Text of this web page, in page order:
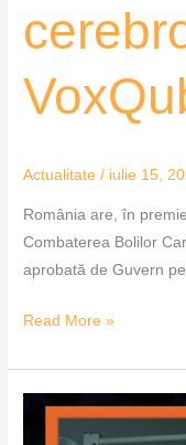
Actualitate / iulie 15,
România are, în
Combaterea Bolilor
aprobată de Guvern
Read More »
Transplantul